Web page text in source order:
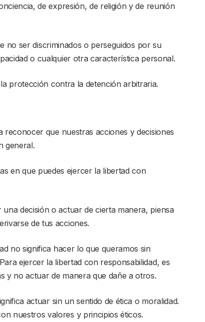
de expresión, de religión y de reunión
no ser discriminados o perseguidos por su
o cualquier otra característica personal.
protección contra la detención arbitraria.
reconocer que nuestras acciones y decisiones
general.
en que puedes ejercer la libertad con
decisión o actuar de cierta manera, piensa
de tus acciones.
no significa hacer lo que queramos sin
ejercer la libertad con responsabilidad, es
y no actuar de manera que dañe a otros.
actuar sin un sentido de ética o moralidad.
nuestros valores y principios éticos.